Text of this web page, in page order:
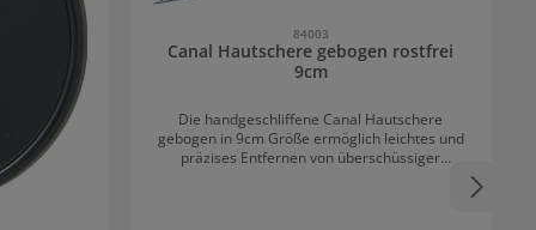
84003
Canal Hautschere gebogen rostfrei
9cm
Die handgeschliffene Canal Hautschere
gebogen in 9cm Größe ermöglich leichtes und
präzises Entfernen von überschüssiger